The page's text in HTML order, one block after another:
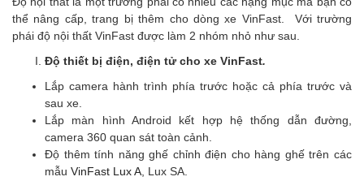
thể nâng cấp, trang bị thêm cho dòng xe VinFast. Với trường
phái độ nội thất VinFast được làm 2 nhóm nhỏ như sau.
Độ thiết bị điện, điện tử cho xe VinFast.
Lắp camera hành trình phía trước hoặc cả phía trước và
sau xe.
Lắp màn hình Android kết hợp hệ thống dẫn đường,
camera 360 quan sát toàn cảnh.
Độ thêm tính năng ghế chỉnh điện cho hàng ghế trên các
mẫu VinFast Lux A, Lux SA.